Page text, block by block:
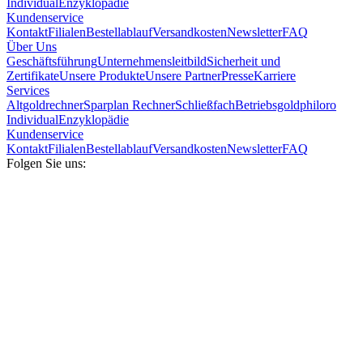
IndividualEnzyklopädie
Kundenservice
KontaktFilialenBestellablaufVersandkostenNewsletterFAQ
Über Uns
GeschäftsführungUnternehmensleitbildSicherheit und
ZertifikateUnsere ProdukteUnsere PartnerPresseKarriere
Services
AltgoldrechnerSparplan RechnerSchließfachBetriebsgoldphiloro
IndividualEnzyklopädie
Kundenservice
KontaktFilialenBestellablaufVersandkostenNewsletterFAQ
Folgen Sie uns: